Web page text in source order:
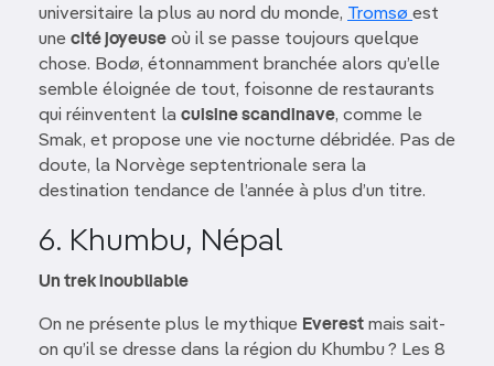
universitaire la plus au nord du monde, Tromsø est
une cité joyeuse où il se passe toujours quelque
chose. Bodø, étonnamment branchée alors qu’elle
semble éloignée de tout, foisonne de restaurants
qui réinventent la cuisine scandinave, comme le
Smak, et propose une vie nocturne débridée. Pas de
doute, la Norvège septentrionale sera la
destination tendance de l’année à plus d’un titre.
6. Khumbu, Népal
Un trek inoubliable
On ne présente plus le mythique Everest mais sait-
on qu’il se dresse dans la région du Khumbu ? Les 8